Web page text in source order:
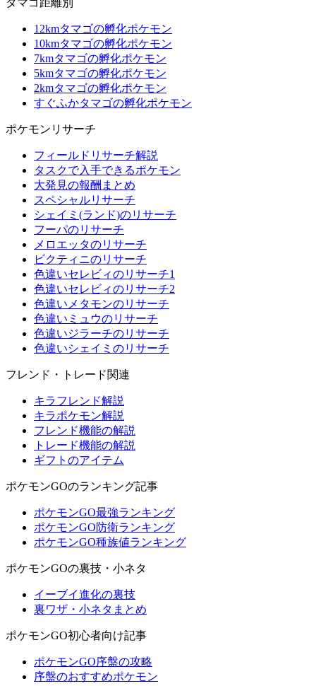
タマゴ距離別
12kmタマゴの孵化ポケモン
10kmタマゴの孵化ポケモン
7kmタマゴの孵化ポケモン
5kmタマゴの孵化ポケモン
2kmタマゴの孵化ポケモン
すぐふかタマゴの孵化ポケモン
ポケモンリサーチ
フィールドリサーチ解説
タスクで入手できるポケモン
大発見の報酬まとめ
スペシャルリサーチ
シェイミ(ランド)のリサーチ
フーパのリサーチ
メロエッタのリサーチ
ビクティニのリサーチ
色違いセレビィのリサーチ1
色違いセレビィのリサーチ2
色違いメタモンのリサーチ
色違いミュウのリサーチ
色違いジラーチのリサーチ
色違いシェイミのリサーチ
フレンド・トレード関連
キラフレンド解説
キラポケモン解説
フレンド機能の解説
トレード機能の解説
ギフトのアイテム
ポケモンGOのランキング記事
ポケモンGO最強ランキング
ポケモンGO防衛ランキング
ポケモンGO種族値ランキング
ポケモンGOの裏技・小ネタ
イーブイ進化の裏技
裏ワザ・小ネタまとめ
ポケモンGO初心者向け記事
ポケモンGO序盤の攻略
序盤のおすすめポケモン